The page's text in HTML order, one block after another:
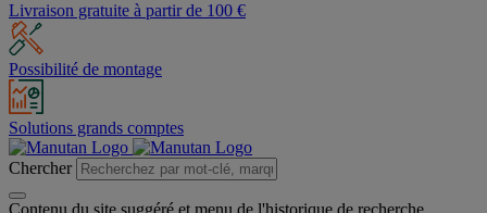
Livraison gratuite à partir de 100 €
Possibilité de montage
Solutions grands comptes
Chercher